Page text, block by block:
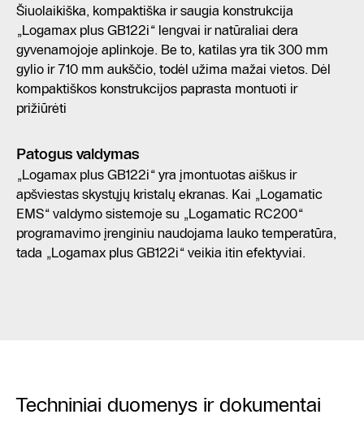
Šiuolaikiška, kompaktiška ir saugia konstrukcija
„Logamax plus GB122i“ lengvai ir natūraliai dera
gyvenamojoje aplinkoje. Be to, katilas yra tik 300 mm
gylio ir 710 mm aukščio, todėl užima mažai vietos. Dėl
kompaktiškos konstrukcijos paprasta montuoti ir
prižiūrėti
Patogus valdymas
„Logamax plus GB122i“ yra įmontuotas aiškus ir
apšviestas skystųjų kristalų ekranas. Kai „Logamatic
EMS“ valdymo sistemoje su „Logamatic RC200“
programavimo įrenginiu naudojama lauko temperatūra,
tada „Logamax plus GB122i“ veikia itin efektyviai.
Techniniai duomenys ir dokumentai